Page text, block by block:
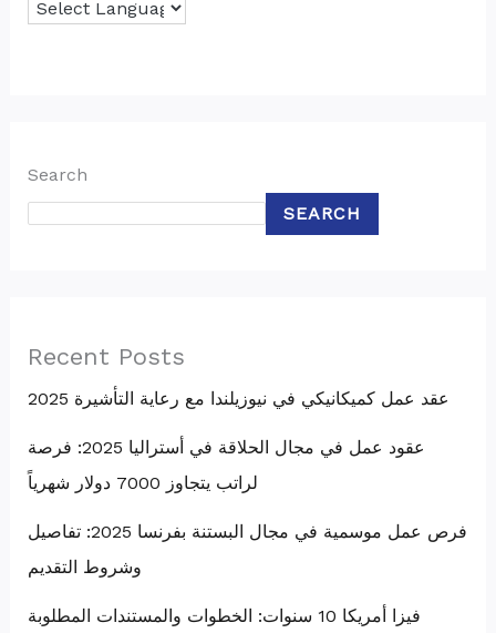
Search
SEARCH
Recent Posts
عقد عمل كميكانيكي في نيوزيلندا مع رعاية التأشيرة 2025
عقود عمل في مجال الحلاقة في أستراليا 2025: فرصة
لراتب يتجاوز 7000 دولار شهرياً
فرص عمل موسمية في مجال البستنة بفرنسا 2025: تفاصيل
وشروط التقديم
فيزا أمريكا 10 سنوات: الخطوات والمستندات المطلوبة